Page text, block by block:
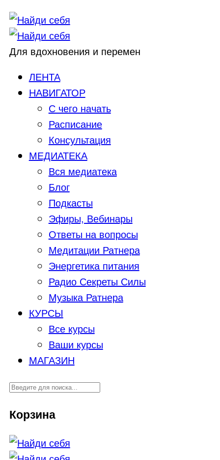
Для вдохновения и перемен
ЛЕНТА
НАВИГАТОР
С чего начать
Расписание
Консультация
МЕДИАТЕКА
Вся медиатека
Блог
Подкасты
Эфиры, Вебинары
Ответы на вопросы
Медитации Ратнера
Энергетика питания
Радио Секреты Силы
Музыка Ратнера
КУРСЫ
Все курсы
Ваши курсы
МАГАЗИН
Корзина